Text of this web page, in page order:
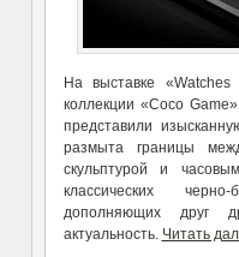
На выставке
коллекции «Coco
представили
размыта границы
скульптурой и
классических
дополняющих друг
актуальность. Читать